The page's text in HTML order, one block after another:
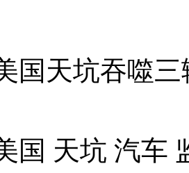
开轿车上班
级以上地震
天坑吞噬三
国 天坑 汽车